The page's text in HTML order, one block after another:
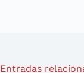
Entradas